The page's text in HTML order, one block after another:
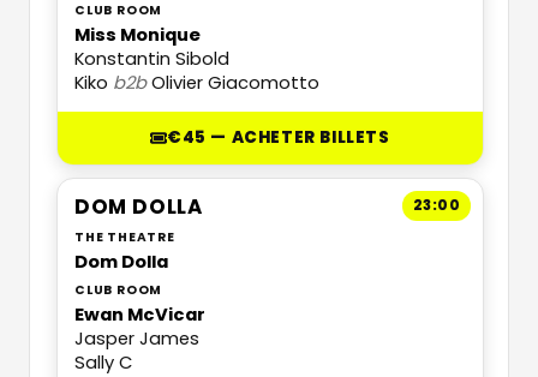
CLUB ROOM
Miss Monique
Konstantin Sibold
Kiko b2bOlivier Giacomotto
€45 — ACHETER BILLETS
23:00
DOM DOLLA
THE THEATRE
Dom Dolla
CLUB ROOM
Ewan McVicar
Jasper James
Sally C